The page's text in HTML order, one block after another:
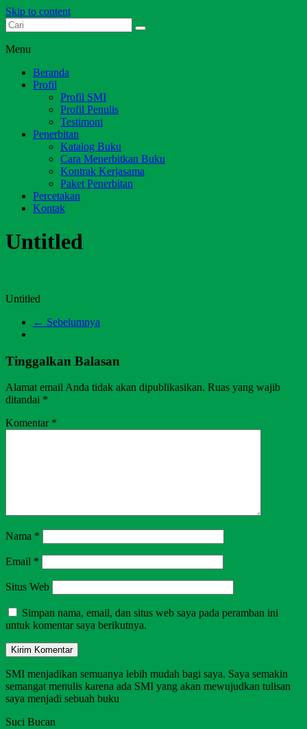
Skip to content
Dari Jambi untuk Indonesia
Menu
Beranda
Profil
Profil SMI
Profil Penulis
Testimoni
Penerbitan
Katalog Buku
Cara Menerbitkan Buku
Kontrak Kerjasama
Paket Penerbitan
Percetakan
Kontak
Untitled
Untitled
← Sebelumnya
Tinggalkan Balasan
Alamat email Anda tidak akan dipublikasikan. Ruas yang wajib
ditandai *
Komentar *
Nama *
Email *
Situs Web
Simpan nama, email, dan situs web saya pada peramban ini
untuk komentar saya berikutnya.
SMI menjadikan semuanya lebih mudah bagi saya. Saya semakin
semangat menulis karena ada SMI yang akan mewujudkan tulisan
saya menjadi sebuah buku
Suci Bucan